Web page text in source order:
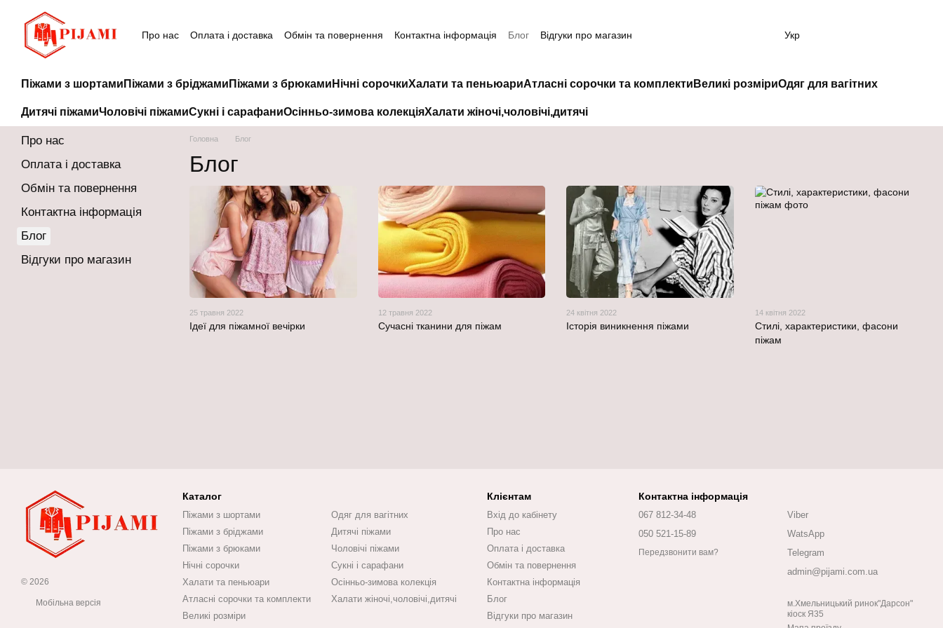
Перейти до основного контенту
Про нас Оплата і доставка Обмін та повернення Контактна інформація Блог Відгуки про магазин Укр
Піжами з шортами Піжами з бріджами Піжами з брюками Нічні сорочкиХалати та пеньюариАтласні сорочки та комплекти Великі розміриОдяг для вагітних
Дитячі піжамиЧоловічі піжамиСукні і сарафаниОсінньо-зимова колекціяХалати жіночі,чоловічі,дитячі
Головна Блог
Блог
25 травня 2022
Ідеї для піжамної вечірки
12 травня 2022
Сучасні тканини для піжам
24 квітня 2022
Історія виникнення піжами
14 квітня 2022
Стилі, характеристики, фасони
піжам
Про нас
Оплата і доставка
Обмін та повернення
Контактна інформація
Блог
Відгуки про магазин
© 2026
Мобільна версія
Каталог
Піжами з шортами
Піжами з бріджами
Піжами з брюками
Нічні сорочки
Халати та пеньюари
Атласні сорочки та комплекти
Великі розміри
Одяг для вагітних
Дитячі піжами
Чоловічі піжами
Сукні і сарафани
Осінньо-зимова колекція
Халати жіночі,чоловічі,дитячі
Клієнтам
Вхід до кабінету
Про нас
Оплата і доставка
Обмін та повернення
Контактна інформація
Блог
Відгуки про магазин
Контактна інформація
067 812-34-48
050 521-15-89
Передзвонити вам?
Viber
WatsApp
Telegram
admin@pijami.com.ua
м.Хмельницький ринок"Дарсон"
кіоск Я35